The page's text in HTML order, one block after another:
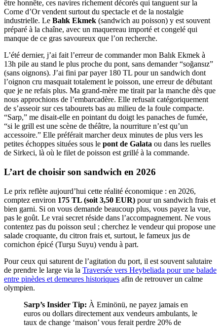
être honnête, ces navires richement décorés qui tanguent sur la
Corne d’Or vendent surtout du spectacle et de la nostalgie
industrielle. Le Balık Ekmek (sandwich au poisson) y est souvent
préparé à la chaîne, avec un maquereau importé et congelé qui
manque de ce gras savoureux que l’on recherche.
L’été dernier, j’ai fait l’erreur de commander mon Balık Ekmek à
13h pile au stand le plus proche du pont, sans demander “soğansız”
(sans oignons). J’ai fini par payer 180 TL pour un sandwich dont
l’oignon cru masquait totalement le poisson, une erreur de débutant
que je ne refais plus. Ma grand-mère me tirait par la manche dès que
nous approchions de l’embarcadère. Elle refusait catégoriquement
de s’asseoir sur ces tabourets bas au milieu de la foule compacte.
“Sarp,” me disait-elle en pointant du doigt les panaches de fumée,
“si le grill est une scène de théâtre, la nourriture n’est qu’un
accessoire.” Elle préférait marcher deux minutes de plus vers les
petites échoppes situées sous le pont de Galata ou dans les ruelles
de Sirkeci, là où le filet de poisson est grillé à la commande.
L’art de choisir son sandwich en 2026
Le prix reflète aujourd’hui cette réalité économique : en 2026,
comptez environ 175 TL (soit 3,50 EUR) pour un sandwich frais et
bien garni. Si on vous demande beaucoup plus, vous payez la vue,
pas le goût. Le vrai secret réside dans l’accompagnement. Ne vous
contentez pas du poisson seul ; cherchez le vendeur qui propose une
salade croquante, du citron frais et, surtout, le fameux jus de
cornichon épicé (Turşu Suyu) vendu à part.
Pour ceux qui saturent de l’agitation du port, il est souvent salutaire
de prendre le large via la Traversée vers Heybeliada pour une balade
entre pinèdes et demeures historiques afin de retrouver un calme
olympien.
Sarp’s Insider Tip: À Eminönü, ne payez jamais en
euros ou dollars directement aux vendeurs ambulants, le
taux de change ‘maison’ vous ferait perdre 20% de